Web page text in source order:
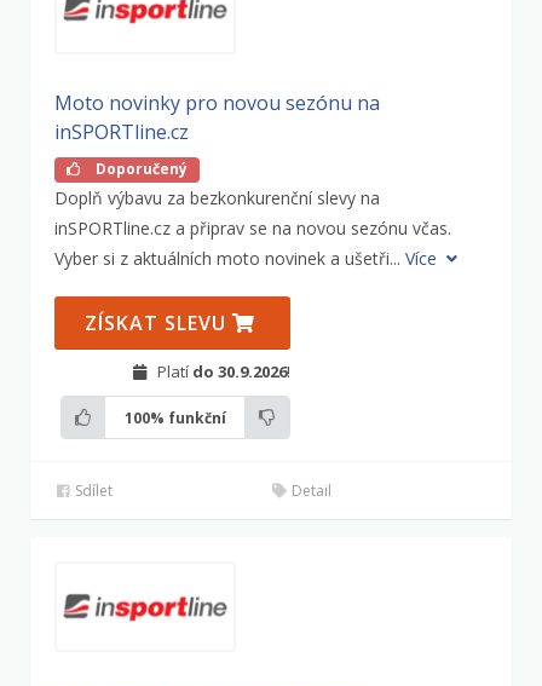
Moto novinky pro novou sezónu na
inSPORTline.cz
Doporučený
Doplň výbavu za bezkonkurenční slevy na
inSPORTline.cz a připrav se na novou sezónu včas.
Vyber si z aktuálních moto novinek a ušetři... Více
ZÍSKAT SLEVU
Platí do 30.9.2026!
100% funkční
Sdílet Detail